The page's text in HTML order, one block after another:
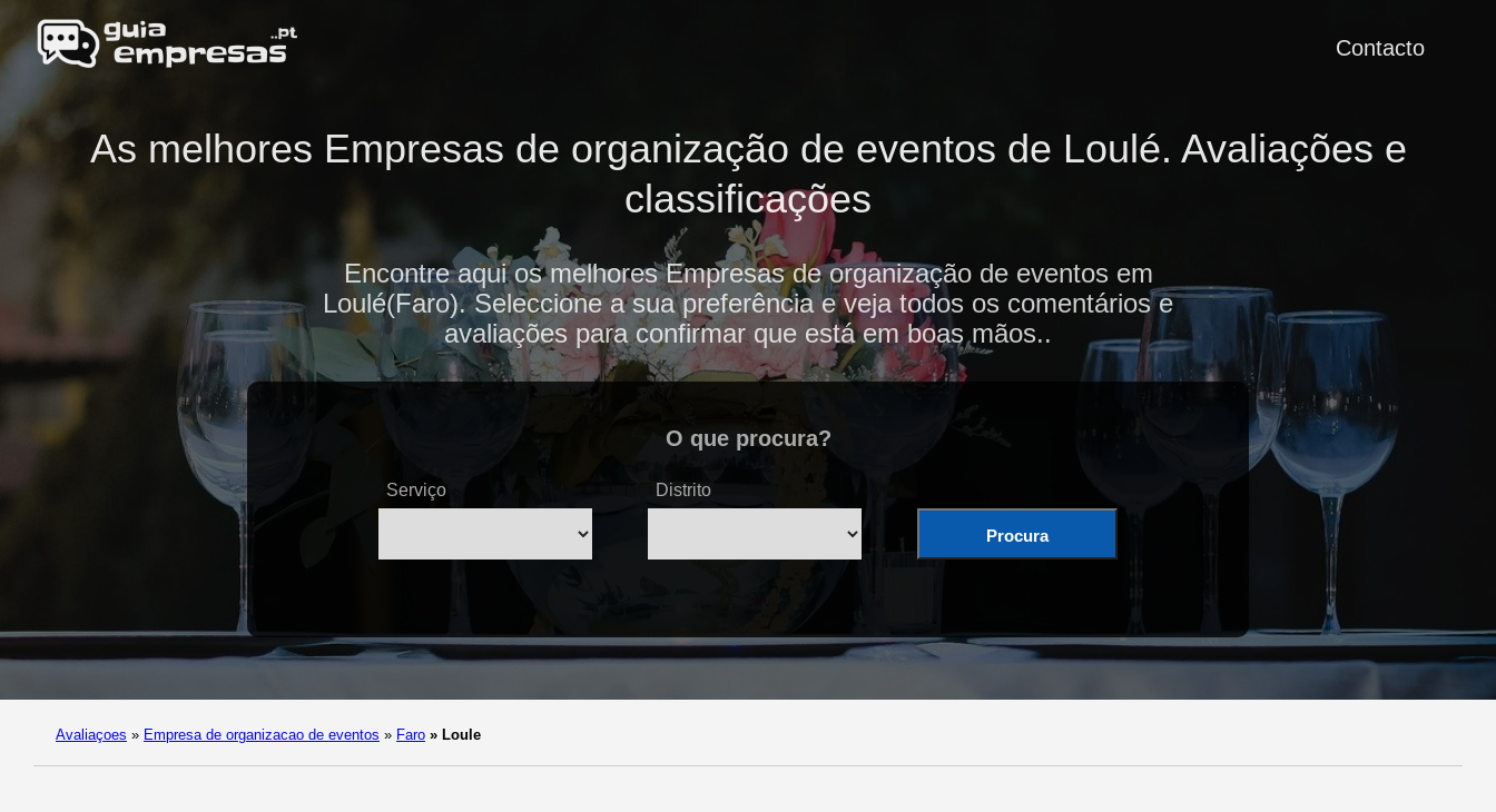
Contacto
As melhores Empresas de organização de eventos de Loulé. Avaliações e
classificações
Encontre aqui os melhores Empresas de organização de eventos em
Loulé(Faro). Seleccione a sua preferência e veja todos os comentários e
avaliações para confirmar que está em boas mãos..
O que procura?
Serviço Distrito
Procura
Avaliaçoes » Empresa de organizacao de eventos » Faro » Loule